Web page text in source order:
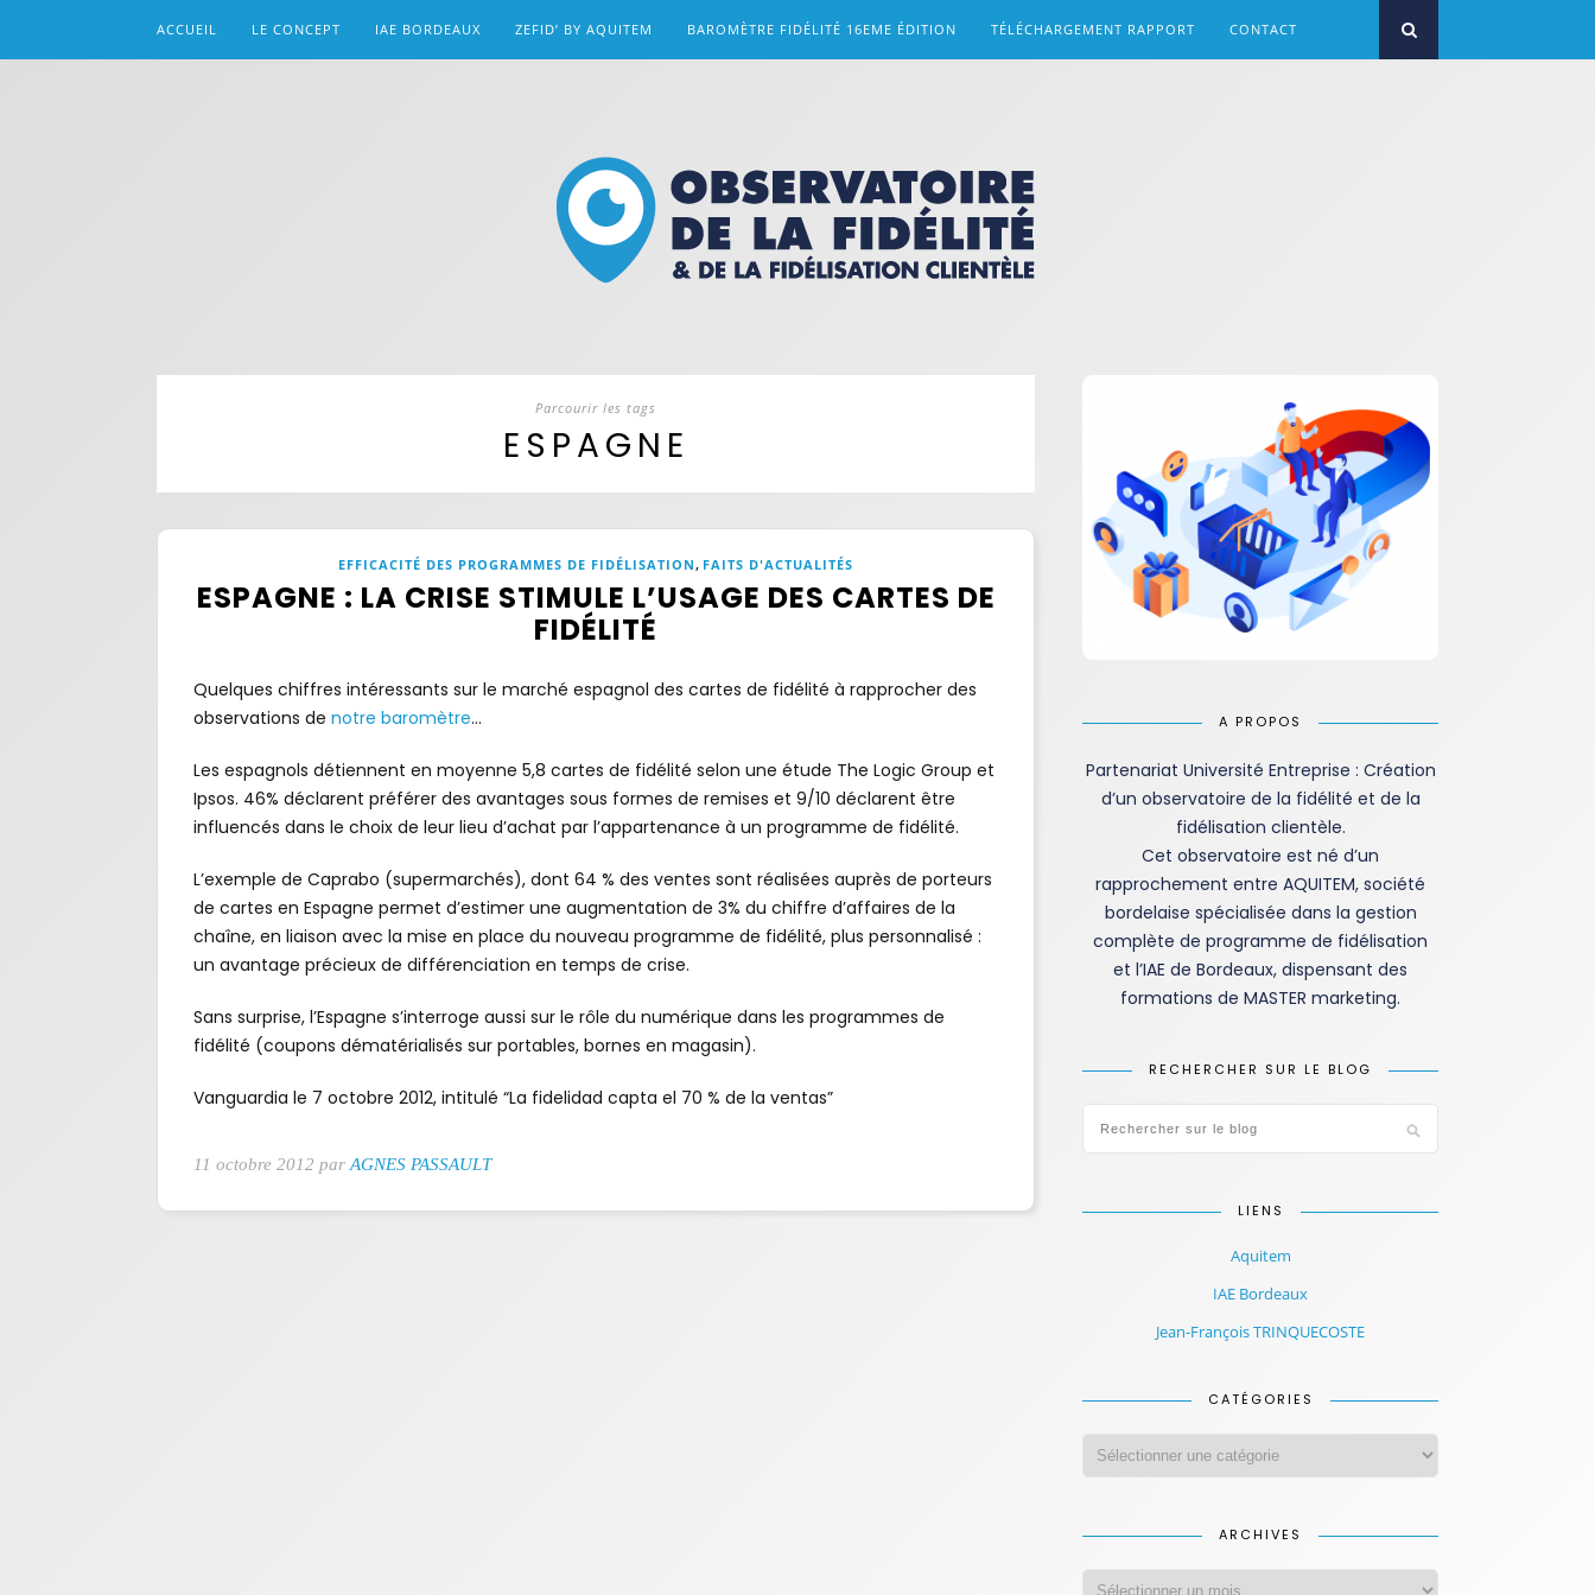
ACCUEIL LE CONCEPT IAE BORDEAUX ZEFID’ BY AQUITEM BAROMÈTRE FIDÉLITÉ 16EME ÉDITION TÉLÉCHARGEMENT RAPPORT CONTACT
Parcourir les tags
ESPAGNE
EFFICACITÉ DES PROGRAMMES DE FIDÉLISATION, FAITS D'ACTUALITÉS
ESPAGNE : LA CRISE STIMULE L’USAGE DES CARTES DE
FIDÉLITÉ
Quelques chiffres intéressants sur le marché espagnol des cartes de fidélité à rapprocher des
observations de notre baromètre…
Les espagnols détiennent en moyenne 5,8 cartes de fidélité selon une étude The Logic Group et
Ipsos. 46% déclarent préférer des avantages sous formes de remises et 9/10 déclarent être
influencés dans le choix de leur lieu d’achat par l’appartenance à un programme de fidélité.
L’exemple de Caprabo (supermarchés), dont 64 % des ventes sont réalisées auprès de porteurs
de cartes en Espagne permet d’estimer une augmentation de 3% du chiffre d’affaires de la
chaîne, en liaison avec la mise en place du nouveau programme de fidélité, plus personnalisé :
un avantage précieux de différenciation en temps de crise.
Sans surprise, l’Espagne s’interroge aussi sur le rôle du numérique dans les programmes de
fidélité (coupons dématérialisés sur portables, bornes en magasin).
Vanguardia le 7 octobre 2012, intitulé “La fidelidad capta el 70 % de la ventas”
11 octobre 2012 par AGNES PASSAULT
A PROPOS
Partenariat Université Entreprise : Création
d’un observatoire de la fidélité et de la
fidélisation clientèle.
Cet observatoire est né d’un
rapprochement entre AQUITEM, société
bordelaise spécialisée dans la gestion
complète de programme de fidélisation
et l’IAE de Bordeaux, dispensant des
formations de MASTER marketing.
RECHERCHER SUR LE BLOG
LIENS
Aquitem
IAE Bordeaux
Jean-François TRINQUECOSTE
CATÉGORIES
ARCHIVES